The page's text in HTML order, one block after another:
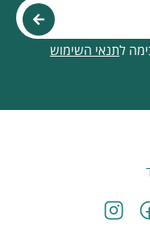
לתנאי השימוש